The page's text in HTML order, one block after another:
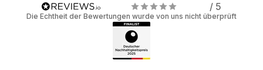
/ 5
Die Echtheit der Bewertungen wurde von uns nicht überprüft